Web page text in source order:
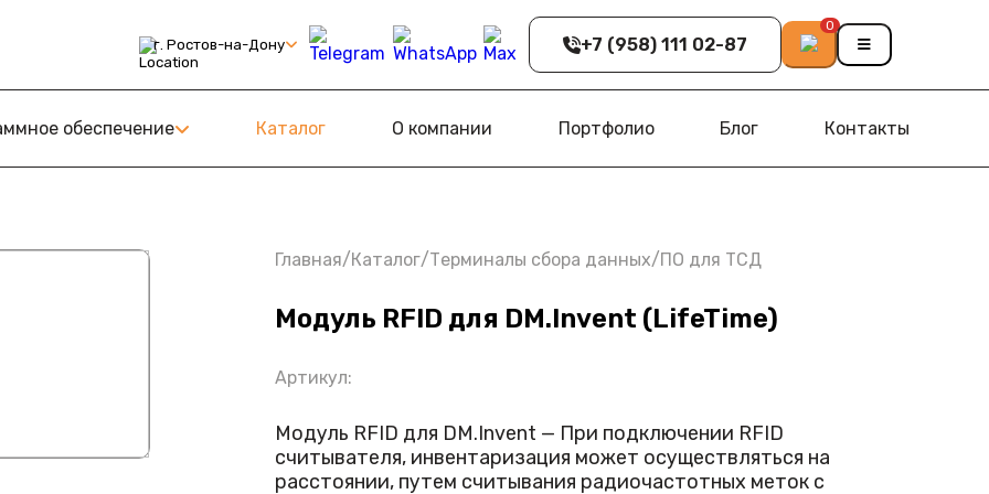
г. Ростов-на-Дону +7 (958) 111 02-87
0
Знаку
обеспечение Каталог О компании Портфолио Блог Контакты
Главная/Каталог/Терминалы сбора данных/ПО для ТСД
Модуль RFID для DM.Invent (LifeTime)
Артикул:
Модуль RFID для DM.Invent — При подключении RFID
считывателя, инвентаризация может осуществляться на
расстоянии, путем считывания радиочастотных меток с